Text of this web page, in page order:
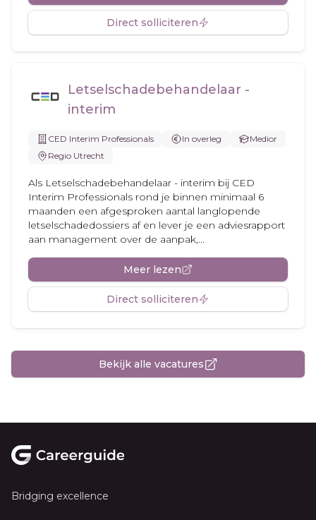
Direct solliciteren
Letselschadebehandelaar -
interim
CED Interim Professionals In overleg
Medior
Regio Utrecht
Als Letselschadebehandelaar - interim bij CED
Interim Professionals rond je binnen minimaal 6
maanden een afgesproken aantal langlopende
letselschadedossiers af en lever je een adviesrapport
aan management over de aanpak,...
Meer lezen
Direct solliciteren
Bekijk alle vacatures
Bridging excellence